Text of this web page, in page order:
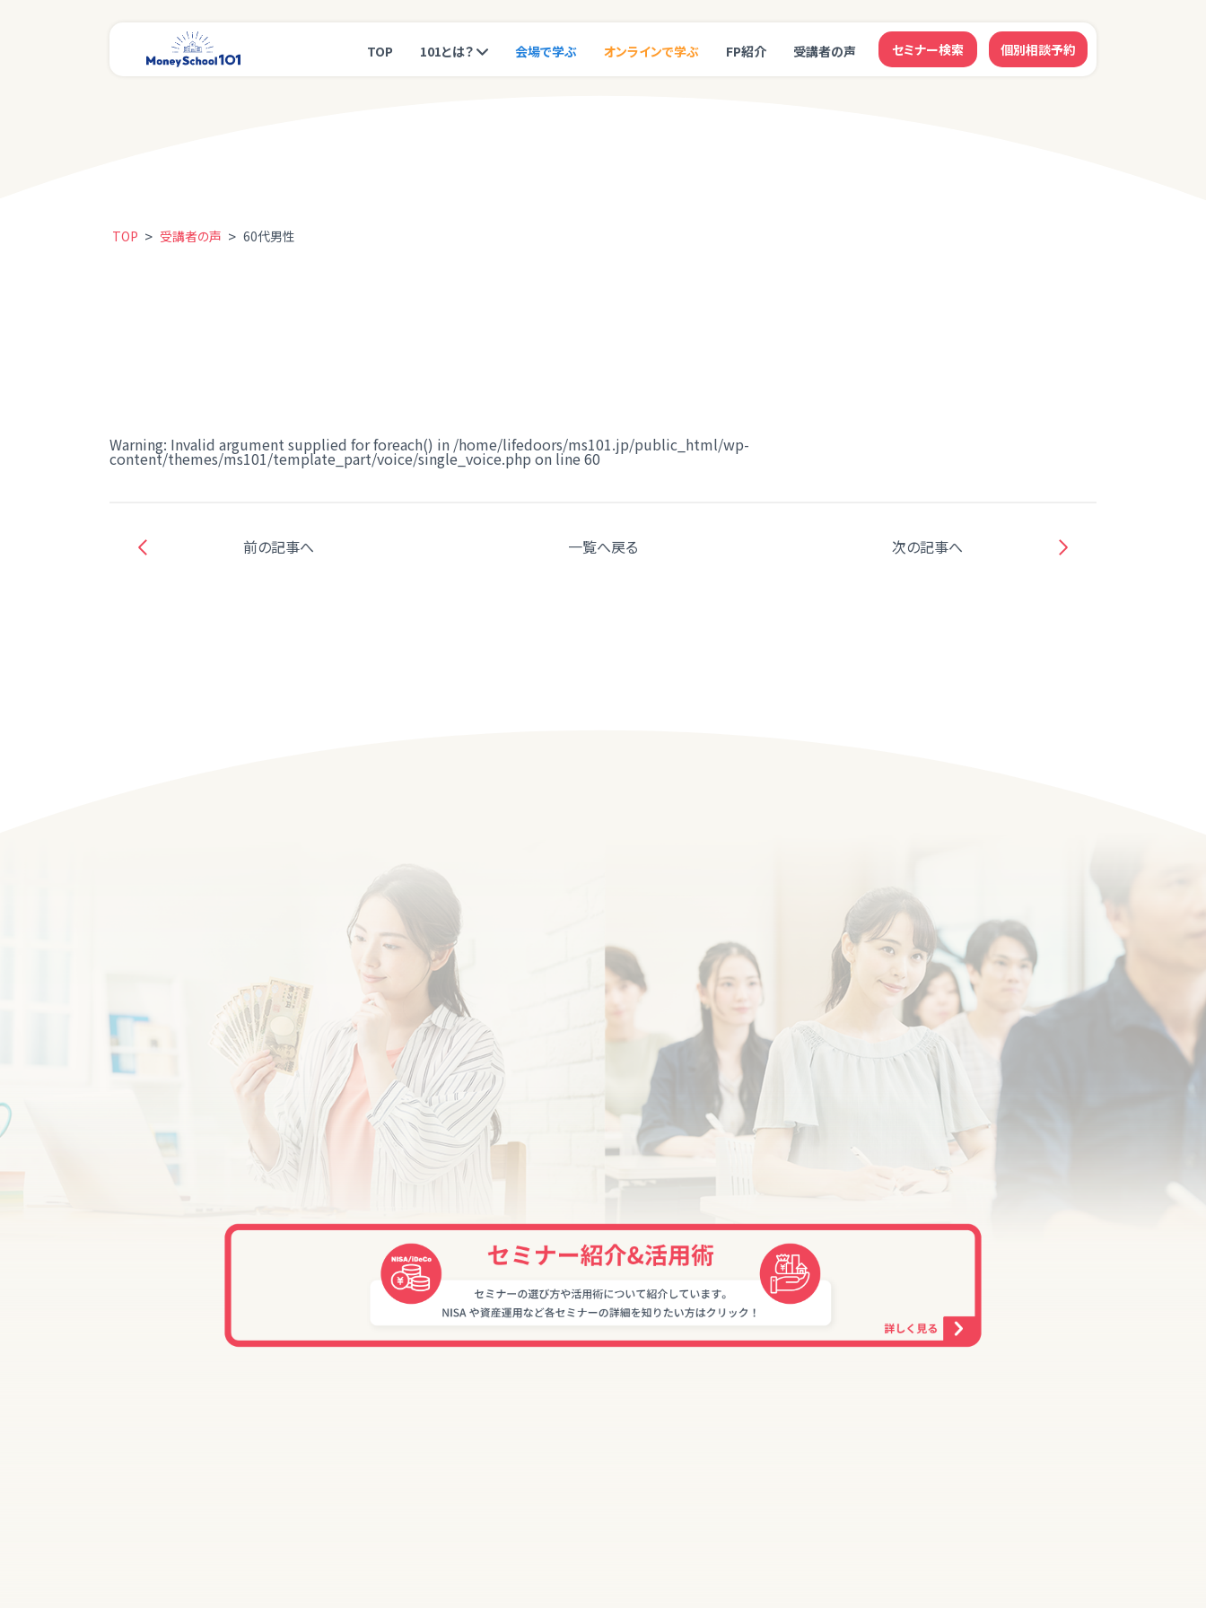
TOP 101とは？ 会場で学ぶ オンラインで学ぶ FP紹介 受講者の声 セミナー検索 個別相談予約
TOP > 受講者の声 > 60代男性
Warning: Invalid argument supplied for foreach() in /home/lifedoors/ms101.jp/public_html/wp-
content/themes/ms101/template_part/voice/single_voice.php on line 60
前の記事へ 一覧へ戻る 次の記事へ